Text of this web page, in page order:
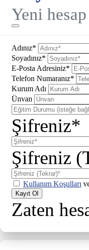
Yeni
Adınız*
Soyadınız*
E-Posta Adresiniz*
Telefon Numaranız*
Kurum Adı
Ünvan
Şifreniz*
Şifreniz
Kullanım Koşulları
Kayıt Ol
Zaten